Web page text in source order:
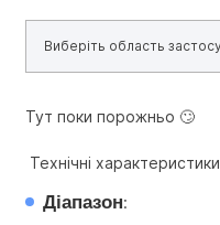
Тут поки порожньо 🙄
Технічні характеристики
Діапазон: